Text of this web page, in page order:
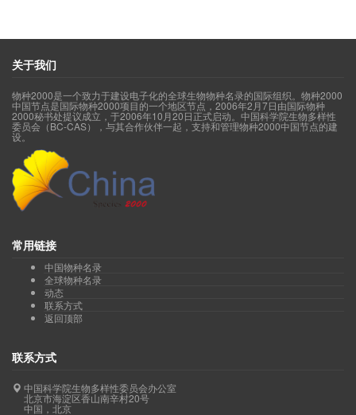
关于我们
物种2000是一个致力于建设电子化的全球生物物种名录的国际组织。物种2000
中国节点是国际物种2000项目的一个地区节点，2006年2月7日由国际物种
2000秘书处提议成立，于2006年10月20日正式启动。中国科学院生物多样性
委员会（BC-CAS），与其合作伙伴一起，支持和管理物种2000中国节点的建
设。
常用链接
中国物种名录
全球物种名录
动态
联系方式
返回顶部
联系方式
中国科学院生物多样性委员会办公室
北京市海淀区香山南辛村20号
中国，北京